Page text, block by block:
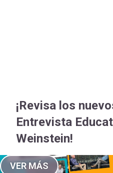
mi
cuenta
¡Revisa los
Entrevista
Weinstein!
VER MÁS